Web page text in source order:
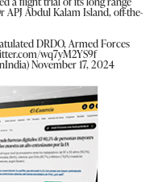
Abdul Kalam Island, off-the-
DRDO, Armed Forces
wq7yM2YS9f
November 17, 2024